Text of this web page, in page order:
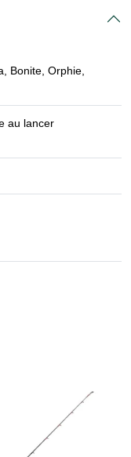
Bonite, Orphie,
au lancer